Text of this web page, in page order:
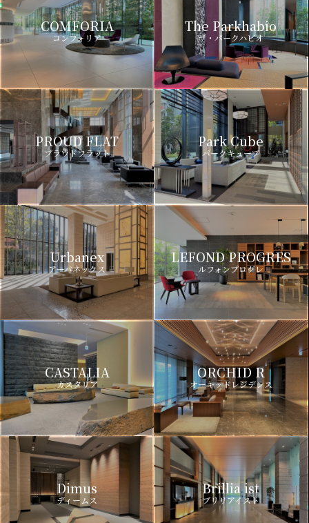
COMFORIA
コンフォリア
The Parkhabio
ザ・パークハビオ
PROUD FLAT
プラウドフラット
Park Cube
パークキューブ
Urbanex
アーバネックス
LEFOND PROGRES
ルフォンプログレ
CASTALIA
カスタリア
ORCHID R
オーキッドレジデンス
Dimus
ディームス
Brillia ist
ブリリアイスト